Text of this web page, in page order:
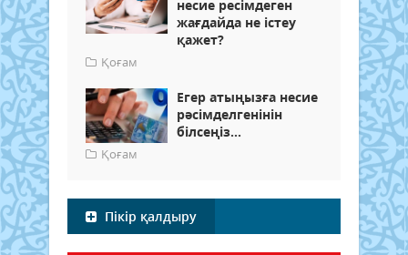
несие ресімдеген
жағдайда не істеу
қажет?
Қоғам
Егер атыңызға несие
рәсімделгенінін
білсеңіз...
Қоғам
Пікір қалдыру